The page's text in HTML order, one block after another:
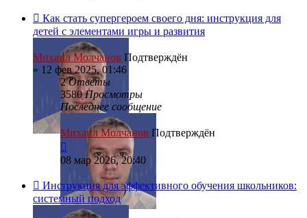
Как стать супергероем своего дня: инструкция для
детей с элементами игры и развития
Михаил Молчанов Подтверждён
» 12 фев 2025, 01:46
2Ответы
3580Просмотры
Последнее сообщение
Михаил Молчанов Подтверждён
08 мар 2026, 20:40
Инструкция для эффективного обучения школьников:
системный подход